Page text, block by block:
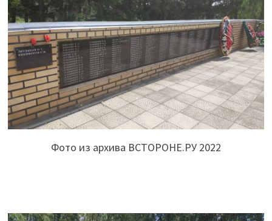
Фото из архива ВСТОРОНЕ.РУ 2022